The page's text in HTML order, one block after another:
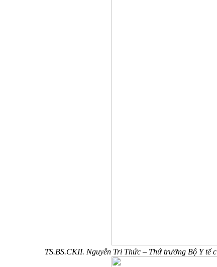
TS.BS.CKII. Nguyễn Tri Thức – Thứ trưởng Bộ Y tế